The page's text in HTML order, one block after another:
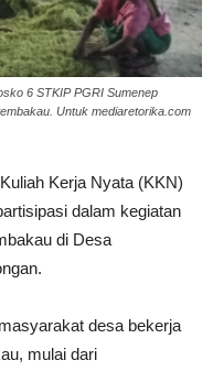
6 STKIP PGRI Sumenep
Untuk mediaretorika.com
Kerja Nyata (KKN)
dalam kegiatan
di Desa
desa bekerja
mulai dari